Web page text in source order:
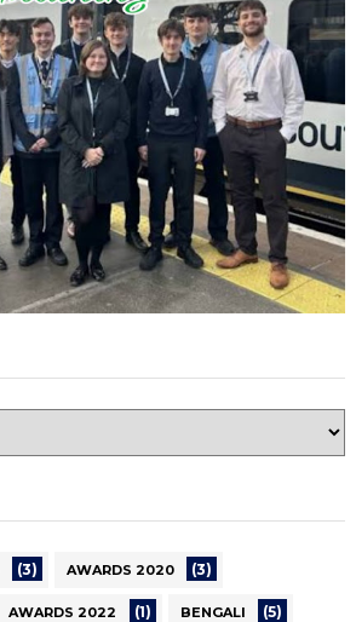
(3) AWARDS 2020 (3)
AWARDS 2022 (1) BENGALI (5)